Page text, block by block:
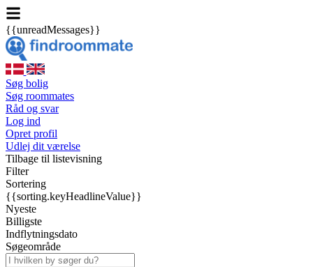
{{unreadMessages}}
Søg bolig
Søg roommates
Råd og svar
Log ind
Opret profil
Udlej dit værelse
Tilbage til listevisning
Filter
Sortering
{{sorting.keyHeadlineValue}}
Nyeste
Billigste
Indflytningsdato
Søgeområde